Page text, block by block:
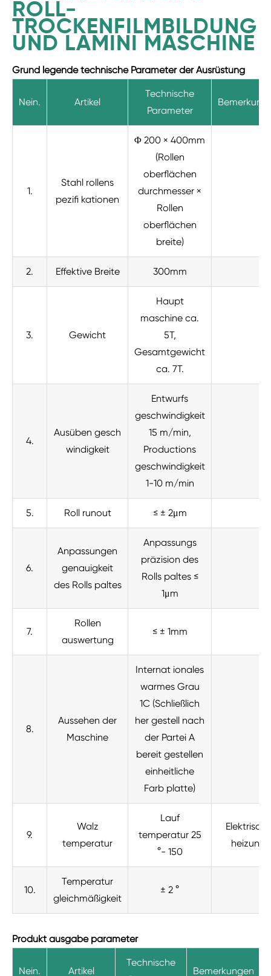
ROLL-
TROCKENFILMBILDUNG
UND LAMINI MASCHINE
Grund legende technische Parameter der Ausrüstung
Nein. Artikel
Technische
Parameter
1.
Stahl rollens
pezifi kationen
Φ 200 × 400mm
(Rollen
oberflächen
durchmesser ×
Rollen
oberflächen
breite)
2. Effektive Breite 300mm
3. Gewicht
Haupt
maschine ca.
5T,
Gesamtgewicht
ca. 7T.
4.
Ausüben gesch
windigkeit
Entwurfs
geschwindigkeit
15 m/min,
Productions
geschwindigkeit
1-10 m/min
5. Roll runout ≤ ± 2μm
6.
Anpassungen
genauigkeit
des Rolls paltes
Anpassungs
präzision des
Rolls paltes ≤
1μm
7.
Rollen
auswertung
≤ ± 1mm
8.
Aussehen der
Maschine
Internat ionales
warmes Grau
1C (Schließlich
her gestell nach
der Partei A
bereit gestellen
einheitliche
Farb platte)
9.
Walz
temperatur
Lauf
temperatur 25
°- 150
Elektrische
heizung
10.
Temperatur
gleichmäßigkeit
± 2 °
Produkt ausgabe parameter
Nein. Artikel
Technische
Bemerkungen